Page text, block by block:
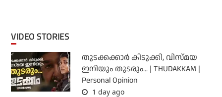
VIDEO STORIES
തുടക്കക്കാര്‍ കിടുക്കി, വിസ്മയ
ഇനിയും തുടരും... | THUDAKKAM |
Personal Opinion
1 day ago